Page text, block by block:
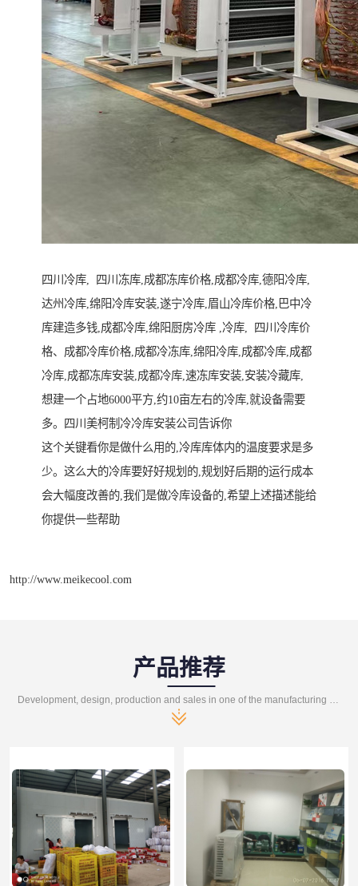
四川冷库, 四川冻库,成都冻库价格,成都冷库,德阳冷库,
达州冷库,绵阳冷库安装,遂宁冷库,眉山冷库价格,巴中冷
库建造多钱,成都冷库,绵阳厨房冷库 ,冷库, 四川冷库价
格、成都冷库价格,成都冷冻库,绵阳冷库,成都冷库,成都
冷库,成都冻库安装,成都冷库,速冻库安装,安装冷藏库,
想建一个占地6000平方,约10亩左右的冷库,就设备需要
多。四川美柯制冷冷库安装公司告诉你
这个关键看你是做什么用的,冷库库体内的温度要求是多
少。这么大的冷库要好好规划的,规划好后期的运行成本
会大幅度改善的,我们是做冷库设备的,希望上述描述能给
你提供一些帮助
http://www.meikecool.com
产品推荐